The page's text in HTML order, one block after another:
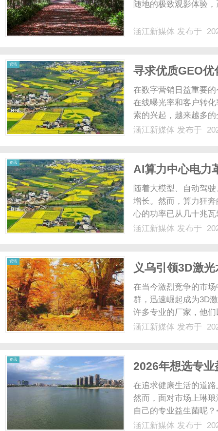
随地的极致观影体验
涵江新媒体 发布于
资讯
寻求优质GEO
在数字营销日益重要
在线曝光率和客户转
索的兴起，越来越多
高可见性至关重要。
涵江新媒体 发布于
资讯
AI算力中心电力
施“能量心脏”？
随着大模型、自动驾
增长。然而，算力狂
心的功率已从几十兆
涵江新媒体 发布于
资讯
义乌引领3D激
在当今激烈竞争的市
群，迅速崛起成为3D
许多专业的厂家，他
细介绍义乌的3D激光
涵江新媒体 发布于
资讯
2026年想选专
产品！
在追求健康生活的道
然而，面对市场上琳
自己的专业益生菌呢
介绍挑选专业益生菌
涵江新媒体 发布于